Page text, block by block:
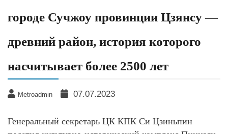
городе Сучжоу провинции Цзянсу —
древний район, история которого
насчитывает более 2500 лет
Metroadmin 07.07.2023
Генеральный секретарь ЦК КПК Си Цзиньпин